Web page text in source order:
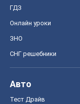
ГДЗ
Онлайн уроки
ЗНО
СНГ решебники
Авто
Тест Драйв